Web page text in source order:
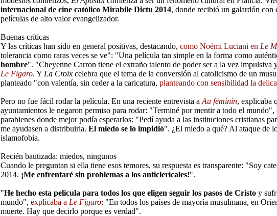
internacional de cine católico Mirabile Dictu 2014, donde recibió un galardón con
películas de alto valor evangelizador.
Buenas críticas
Y las críticas han sido en general positivas, destacando, como Noémi Luciani en Le
tolerancia como raras veces se ve": "Una película tan simple en la forma como
hombre". "Cheyenne Carron tiene el extraño talento de poder ser a la vez impulsiva
Le Figaro. Y La Croixcelebra que el tema de la conversión al catolicismo de un
planteado "con valentía, sin ceder a la caricatura, planteando con sensibilidad la
Pero no fue fácil rodar la película. En una reciente entrevista a Au féminin, explicaba
ayuntamientos le negaron permiso para rodar: "Terminé por mentir a todo el
parabienes donde mejor podía esperarlos: "Pedí ayuda a las instituciones cristianas
me ayudasen a distribuirla. El miedo se lo impidió". ¿El miedo a qué? Al ataque de
islamofobia.
Recién bautizada: miedos, ningunos
Cuando le preguntan si ella tiene esos temores, su respuesta es transparente: "Soy
2014. ¡Me enfrentaré sin problemas a los anticlericales!".
"He hecho esta película para todos los que eligen seguir los pasos de Cristoy
mundo", explicaba a Le Figaro: "En todos los países de mayoría musulmana, en
muerte. Hay que decirlo porque es verdad".